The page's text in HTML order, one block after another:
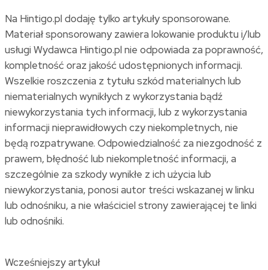
Na Hintigo.pl dodaję tylko artykuły sponsorowane.
Materiał sponsorowany zawiera lokowanie produktu i/lub
usługi Wydawca Hintigo.pl nie odpowiada za poprawność,
kompletność oraz jakość udostępnionych informacji.
Wszelkie roszczenia z tytułu szkód materialnych lub
niematerialnych wynikłych z wykorzystania bądź
niewykorzystania tych informacji, lub z wykorzystania
informacji nieprawidłowych czy niekompletnych, nie
będą rozpatrywane. Odpowiedzialność za niezgodność z
prawem, błędność lub niekompletność informacji, a
szczególnie za szkody wynikłe z ich użycia lub
niewykorzystania, ponosi autor treści wskazanej w linku
lub odnośniku, a nie właściciel strony zawierającej te linki
lub odnośniki.
Wcześniejszy artykuł